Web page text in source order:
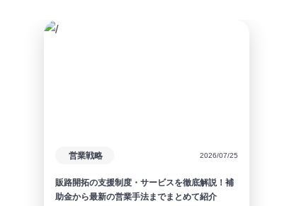
営業戦略 2026/07/25
販路開拓の支援制度・サービスを徹底解説！補
助金から最新の営業手法までまとめて紹介